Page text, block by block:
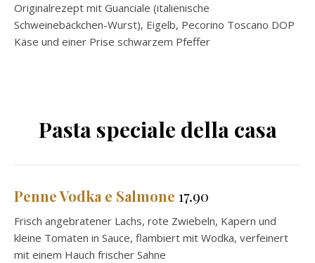
Originalrezept mit Guanciale (italienische
Schweinebäckchen-Wurst), Eigelb, Pecorino Toscano DOP
Käse und einer Prise schwarzem Pfeffer
Pasta speciale della casa
Penne Vodka e Salmone 17.90
Frisch angebratener Lachs, rote Zwiebeln, Kapern und
kleine Tomaten in Sauce, flambiert mit Wodka, verfeinert
mit einem Hauch frischer Sahne